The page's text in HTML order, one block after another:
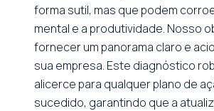
forma sutil, mas que podem
mental e a produtividade. Nosso
fornecer um panorama claro e
sua empresa. Este diagnóstico
alicerce para qualquer plano de
sucedido, garantindo que a